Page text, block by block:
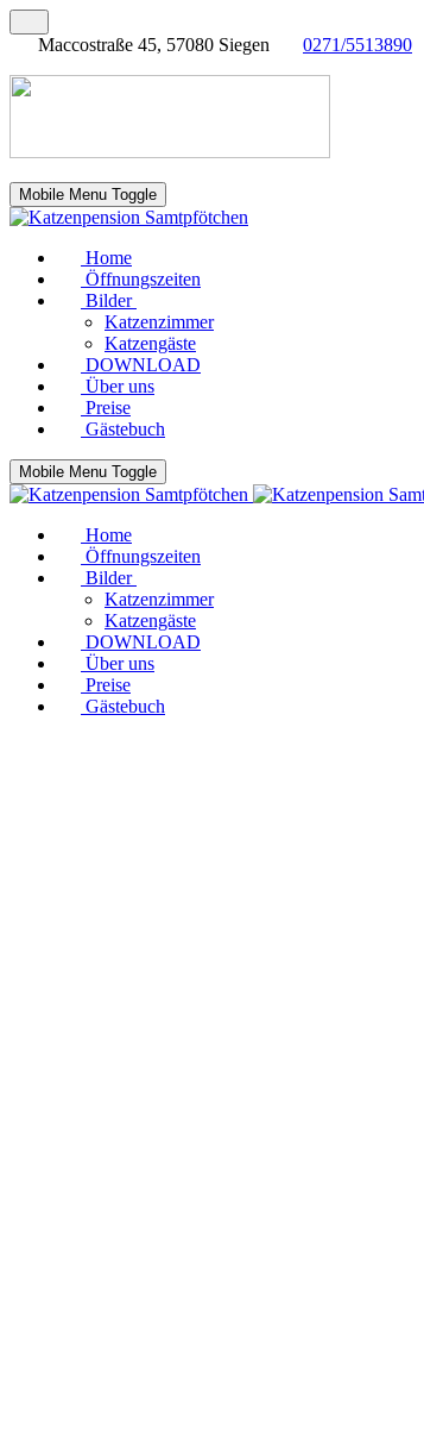
Maccostraße 45, 57080 Siegen 0271/5513890
Mobile Menu Toggle
Home
Öffnungszeiten
Bilder
Katzenzimmer
Katzengäste
DOWNLOAD
Über uns
Preise
Gästebuch
Mobile Menu Toggle
Home
Öffnungszeiten
Bilder
Katzenzimmer
Katzengäste
DOWNLOAD
Über uns
Preise
Gästebuch